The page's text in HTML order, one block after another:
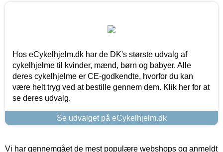
Hos eCykelhjelm.dk har de DK's største udvalg af
cykelhjelme til kvinder, mænd, børn og babyer. Alle
deres cykelhjelme er CE-godkendte, hvorfor du kan
være helt tryg ved at bestille gennem dem. Klik her for at
se deres udvalg.
Se udvalget på eCykelhjelm.dk
Vi har gennemgået de mest populære webshops og anmeldt